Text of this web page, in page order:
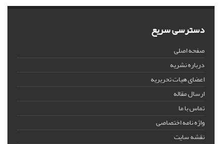
دسترسی سریع
صفحه اصلی
درباره نشریه
اعضای هیات تحریریه
ارسال مقاله
تماس با ما
واژه نامه اختصاصی
نقشه سایت